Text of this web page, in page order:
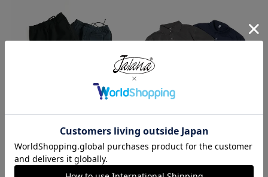
ロサンゼルスアパレル LOSANGE
LES APPAREL HF02 14オンス ヘ
ビーフリース スウェットショーツ
¥5,990
ロサンゼルスアパレル LOS ANGE
LES APPAREL 18412GD 18/1 シ
ョートスリーブ ポロTシャツ